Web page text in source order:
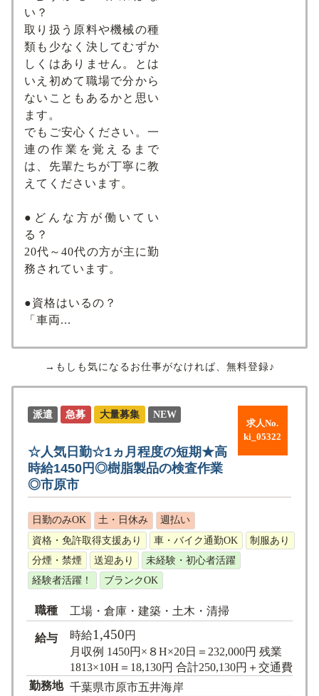
い？
取り扱う原料や機械の種
類も少なく決してむずか
しくはありません。とは
いえ初めて職場で分から
ないこともあるかと思い
ます。
でもご安心ください。一
連の作業を覚えるまで
は、先輩たちが丁寧に教
えてくださいます。
●どんな方が働いてい
る？
20代～40代の方が主に勤
務されています。
●資格はいるの？
「車両...
→もしも気になるお仕事がなければ、無料登録♪
求人No.
ki_05322
派遣 急募 大量募集 NEW
☆人気日勤☆1ヵ月程度の短期★高
時給1450円◎樹脂製品の検査作業
◎市原市
日勤のみOK 土・日休み
週払い
資格・免許取得支援あり
車・バイク通勤OK
制服あり
分煙・禁煙
送迎あり
未経験・初心者活躍
経験者活躍！
ブランクOK
職種 工場・倉庫・建築・土木・清掃
給与 時給1,450円
月収例 1450円×８H×20日＝232,000円 残業
1813×10H＝18,130円 合計250,130円＋交通費
勤務地 千葉県市原市五井海岸